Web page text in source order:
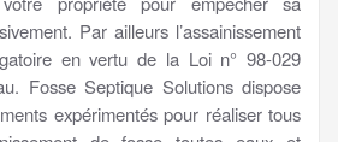
Par ailleurs l’assainissement
en vertu de la Loi n° 98-029
Fosse Septique Solutions dispose
expérimentés pour réaliser tous